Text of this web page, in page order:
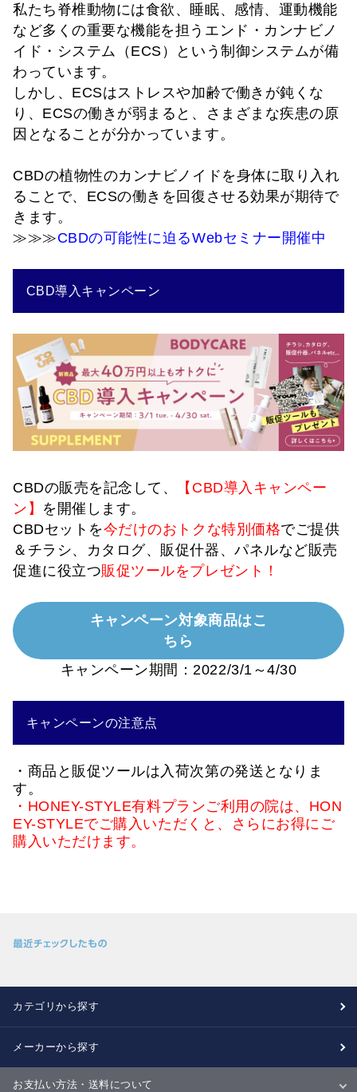
私たち脊椎動物には食欲、睡眠、感情、運動機能
など多くの重要な機能を担う エンド・カンナビノ
イド・システム（ECS）
という制御システムが備
わっています。
しかし、ECSはストレスや加齢で働きが鈍くな
り、ECSの働きが弱まると、さまざまな疾患の原
因となることが分かっています。
CBDの植物性のカンナビノイドを身体に取り入れ
ることで、 ECSの働きを回復させる効果が期待で
きます。
≫≫≫CBDの可能性に迫るWebセミナー開催中
CBD導入キャンペーン
CBDの販売を記念して、
【CBD導入キャンペー
ン】 を開催します。
CBDセットを今だけのおトクな特別価格でご提供
＆チラシ、カタログ、販促什器、パネルなど販売
促進に役立つ販促ツールをプレゼント！
キャンペーン対象商品はこ
ちら
キャンペーン期間：2022/3/1～4/30
キャンペーンの注意点
・商品と販促ツールは入荷次第の発送となりま
す。
・HONEY-STYLE有料プランご利用の院は、HON
EY-STYLEでご購入いただくと、さらにお得にご
購入いただけます。
カテゴリから探す
メーカーから探す
お支払い方法・送料について